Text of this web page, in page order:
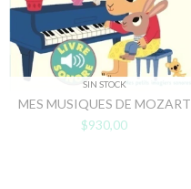
SIN STOCK
MES MUSIQUES DE MOZART
$930,00